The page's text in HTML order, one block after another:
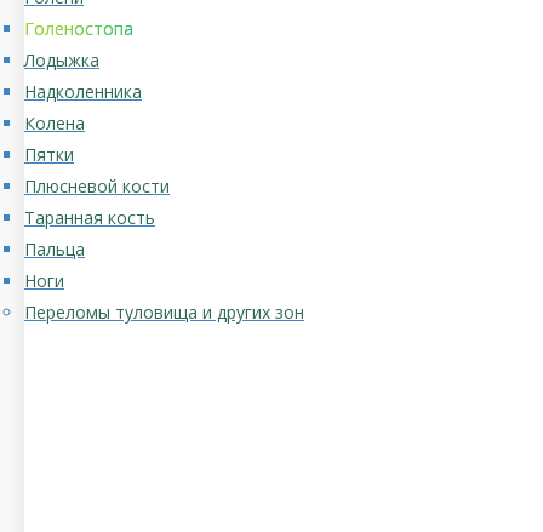
Голеностопа
Лодыжка
Надколенника
Колена
Пятки
Плюсневой кости
Таранная кость
Пальца
Ноги
Переломы туловища и других зон